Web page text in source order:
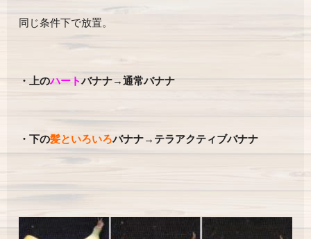
同じ条件下で放置。
・上のハートバナナ→通常バナナ
・下の髪といろいろバナナ→テラアクティブバナナ